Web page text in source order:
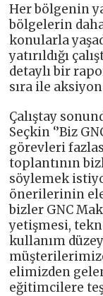
Her bölgenin
bölgelerin
konularla
yatırıldığı
detaylı bir
sıra ile
Çalıştay
Seçkin ‘’Biz
görevleri
toplantının
söylemek
önerilerinin ele
bizler GNC
yetişmesi,
kullanım
elimizden
eğitimcilere